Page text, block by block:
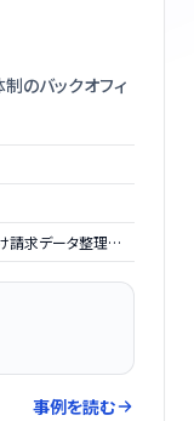
のバックオフィ
請求データ整理業
事例を読む